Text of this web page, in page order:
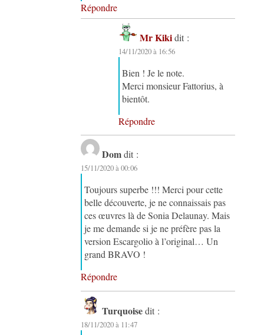
Répondre
Mr Kiki dit :
14/11/2020 à 16:56
Bien ! Je le note.
Merci monsieur Fattorius, à
bientôt.
Répondre
Dom dit :
15/11/2020 à 00:06
Toujours superbe !!! Merci pour cette
belle découverte, je ne connaissais pas
ces œuvres là de Sonia Delaunay. Mais
je me demande si je ne préfère pas la
version Escargolio à l’original… Un
grand BRAVO !
Répondre
Turquoise dit :
18/11/2020 à 11:47